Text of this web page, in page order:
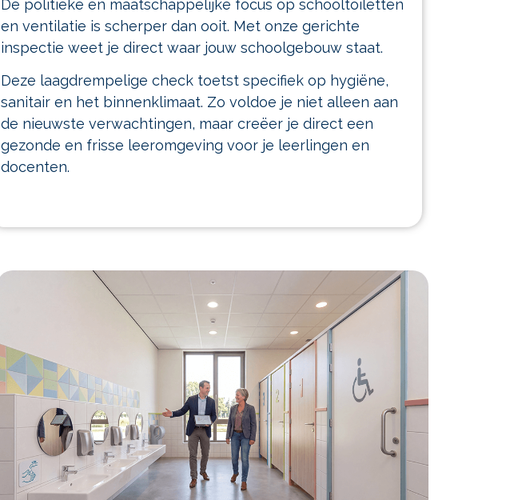
De politieke en maatschappelijke focus op schooltoiletten
en ventilatie is scherper dan ooit. Met onze gerichte
inspectie weet je direct waar jouw schoolgebouw staat.
Deze laagdrempelige check toetst specifiek op hygiëne,
sanitair en het binnenklimaat. Zo voldoe je niet alleen aan
de nieuwste verwachtingen, maar creëer je direct een
gezonde en frisse leeromgeving voor je leerlingen en
docenten.